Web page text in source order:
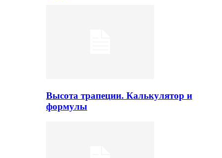
Высота трапеции. Калькулятор и
формулы